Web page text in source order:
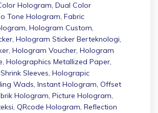
Hologram, Dual Color
Tone Hologram, Fabric
, Hologram Custom,
, Hologram Sticker Berteknologi,
, Hologram Voucher, Hologram
, Holographics Metallized Paper,
Sleeves, Holograpic
Wads, Instant Hologram, Offset
Hologram, Picture Hologram,
, QRcode Hologram, Reflection